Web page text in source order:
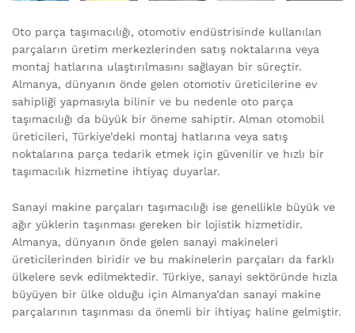
Oto parça taşımacılığı, otomotiv endüstrisinde kullanılan
parçaların üretim merkezlerinden satış noktalarına veya
montaj hatlarına ulaştırılmasını sağlayan bir süreçtir.
Almanya, dünyanın önde gelen otomotiv üreticilerine ev
sahipliği yapmasıyla bilinir ve bu nedenle oto parça
taşımacılığı da büyük bir öneme sahiptir. Alman otomobil
üreticileri, Türkiye’deki montaj hatlarına veya satış
noktalarına parça tedarik etmek için güvenilir ve hızlı bir
taşımacılık hizmetine ihtiyaç duyarlar.
Sanayi makine parçaları taşımacılığı ise genellikle büyük ve
ağır yüklerin taşınması gereken bir lojistik hizmetidir.
Almanya, dünyanın önde gelen sanayi makineleri
üreticilerinden biridir ve bu makinelerin parçaları da farklı
ülkelere sevk edilmektedir. Türkiye, sanayi sektöründe hızla
büyüyen bir ülke olduğu için Almanya’dan sanayi makine
parçalarının taşınması da önemli bir ihtiyaç haline gelmiştir.